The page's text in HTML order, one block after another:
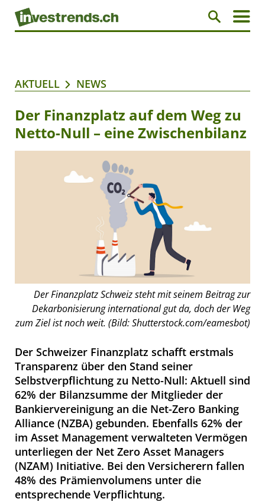
AKTUELL NEWS
Der Finanzplatz auf dem Weg zu
Netto-Null – eine Zwischenbilanz
Der Finanzplatz Schweiz steht mit seinem Beitrag zur
Dekarbonisierung international gut da, doch der Weg
zum Ziel ist noch weit. (Bild: Shutterstock.com/eamesbot)
Der Schweizer Finanzplatz schafft erstmals
Transparenz über den Stand seiner
Selbstverpflichtung zu Netto-Null: Aktuell sind
62% der Bilanzsumme der Mitglieder der
Bankiervereinigung an die Net-Zero Banking
Alliance (NZBA) gebunden. Ebenfalls 62% der
im Asset Management verwalteten Vermögen
unterliegen der Net Zero Asset Managers
(NZAM) Initiative. Bei den Versicherern fallen
48% des Prämienvolumens unter die
entsprechende Verpflichtung.